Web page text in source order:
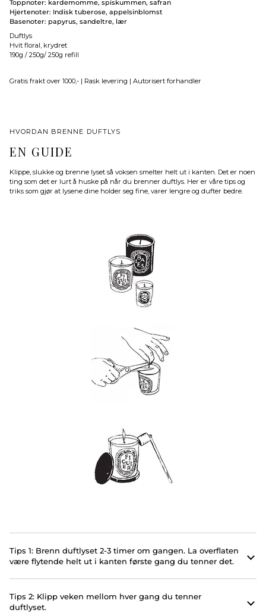
Toppnoter: kardemomme, spiskummen, safran
Hjertenoter: Indisk tuberose, appelsinblomst
Basenoter: papyrus, sandeltre, lær
Duftlys
Hvit floral, krydret
190g / 250g/ 250g refill
Gratis frakt over 1000,- | Rask levering | Autorisert forhandler
HVORDAN BRENNE DUFTLYS
EN GUIDE
Klippe, slukke og brenne lyset så voksen smelter helt ut i kanten. Det er noen
ting som det er lurt å huske på når du brenner duftlys. Her er våre tips og
triks som gjør at lysene dine holder seg fine, varer lengre og dufter bedre.
Tips 1: Brenn duftlyset 2-3 timer om gangen. La overflaten
være flytende helt ut i kanten første gang du tenner det.
Tips 2: Klipp veken mellom hver gang du tenner
duftlyset.